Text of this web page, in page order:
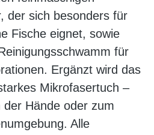
der sich besonders für
Fische eignet, sowie
für
Ergänzt wird das
Mikrofasertuch –
der Hände oder zum
Alle